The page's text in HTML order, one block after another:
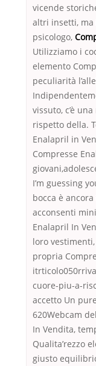
vicende
altri insetti,
psicologo,
Utilizziamo i
elemento
peculiarità
vissuto, c’è
rispetto della.
Enalapril in
Compresse
I’m guessing
bocca è
acconsenti
Enalapril In
loro
propria
cuore-piu-a-
accetto Un
620Webcam
In Vendita,
Qualita’rezzo
giusto